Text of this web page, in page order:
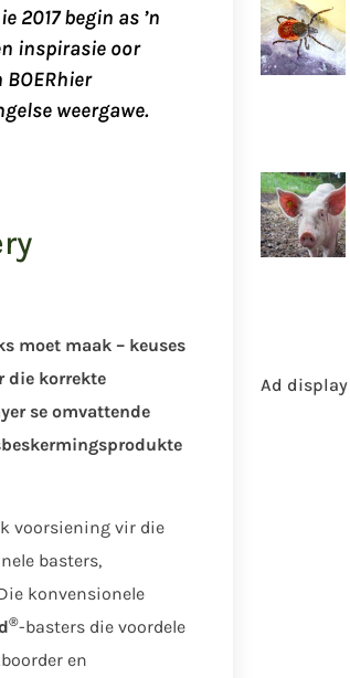
2017 begin as ’n
inspirasie oor
weergawe.
moet maak – keuses
die korrekte
se omvattende
voorsiening vir die
basters,
konvensionele
®-basters die voordele
en
Ad display